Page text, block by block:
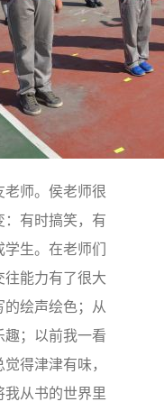
师。侯老师很
有时搞笑，有
生。在老师们
能力有了很大
绘声绘色；从
；以前我一看
得津津有味，
从书的世界里